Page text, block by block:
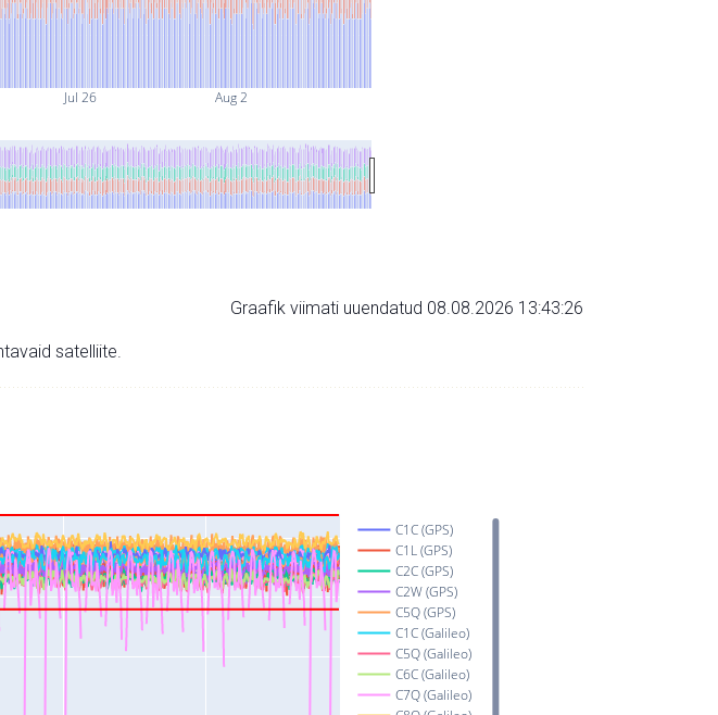
Jul 26 Aug 2
Graafik viimati uuendatud 08.08.2026 13:43:26
satelliite.
C1C (GPS)
C1L (GPS)
C2C (GPS)
C2W (GPS)
C5Q (GPS)
C1C (Galileo)
C5Q (Galileo)
C6C (Galileo)
C7Q (Galileo)